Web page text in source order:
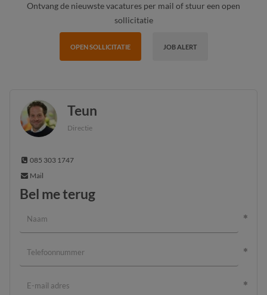
Ontvang de nieuwste vacatures per mail of stuur een open
sollicitatie
OPEN SOLLICITATIE JOB ALERT
Teun
Directie
085 303 1747
Mail
Bel me terug